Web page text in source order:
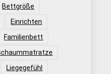
Bettgröße
Einrichten
Familienbett
Liegegefühl